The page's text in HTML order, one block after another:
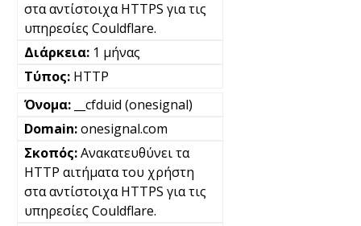
στα αντίστοιχα HTTPS για τις
υπηρεσίες Couldflare.
1 μήνας
HTTP
__cfduid (onesignal)
onesignal.com
Ανακατευθύνει τα
HTTP αιτήματα του χρήστη
στα αντίστοιχα HTTPS για τις
υπηρεσίες Couldflare.